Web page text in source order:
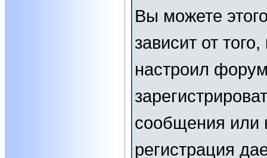
Вы можете
зависит от
настроил
сообщения или
регистрация